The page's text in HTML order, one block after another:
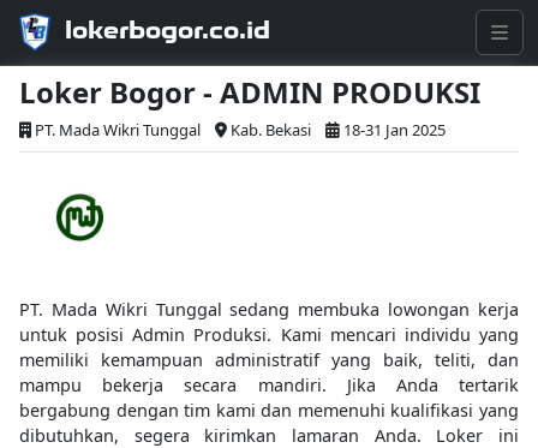
lokerbogor.co.id
Loker Bogor - ADMIN PRODUKSI
PT. Mada Wikri Tunggal Kab. Bekasi 18-31 Jan 2025
PT. Mada Wikri Tunggal sedang membuka lowongan kerja
untuk posisi Admin Produksi. Kami mencari individu yang
memiliki kemampuan administratif yang baik, teliti, dan
mampu bekerja secara mandiri. Jika Anda tertarik
bergabung dengan tim kami dan memenuhi kualifikasi yang
dibutuhkan, segera kirimkan lamaran Anda. Loker ini